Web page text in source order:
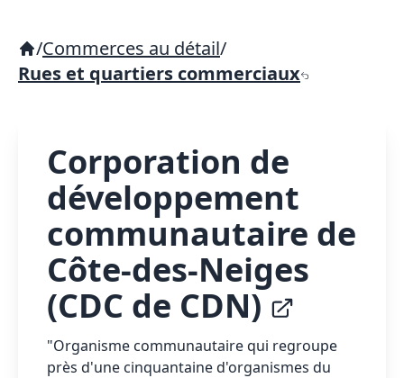
/Commerces au détail/
Rues et quartiers commerciaux
Corporation de
développement
communautaire de
Côte-des-Neiges
(CDC de CDN)
"Organisme communautaire qui regroupe
près d'une cinquantaine d'organismes du